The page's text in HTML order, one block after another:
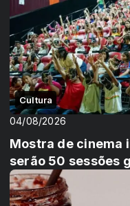
Cultura
04/08/2026
Mostra de cinema
serão 50 sessões